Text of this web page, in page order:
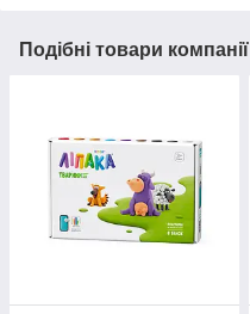
Подібні товари компанії